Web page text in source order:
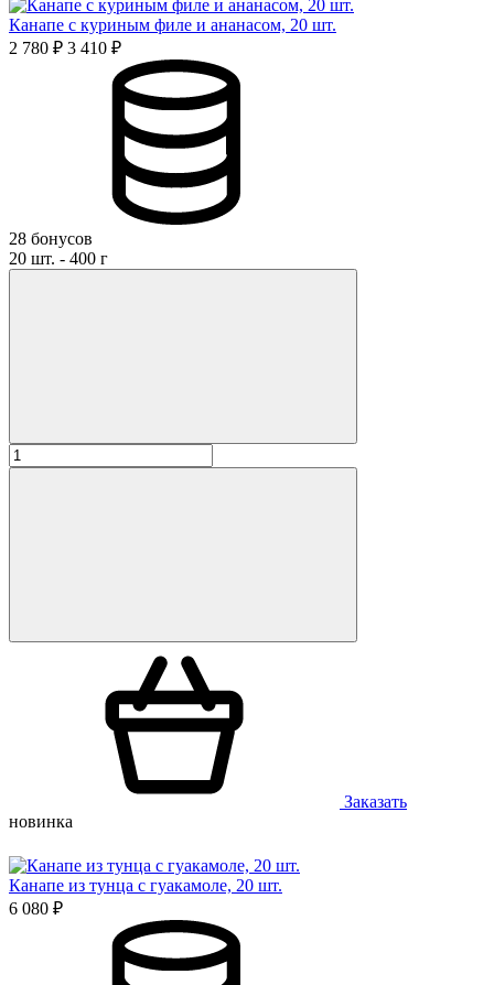
Отзыв*
согласие на обработку персональных данных
соглашаюсь с политикой обработки персональных данных
согласие на публикацию моего отзыва на сайте и в
рекламных и презентационных материалах компании
Оставить отзыв
Канапе с куриным филе и ананасом, 20 шт.
2 780 ₽ 3 410 ₽
28 бонусов
20 шт. - 400 г
Заказать
новинка
Канапе из тунца с гуакамоле, 20 шт.
6 080 ₽